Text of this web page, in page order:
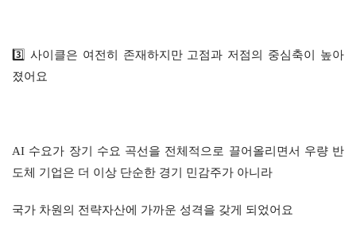
3️⃣ 사이클은 여전히 존재하지만 고점과 저점의 중심축이 높아
졌어요
AI 수요가 장기 수요 곡선을 전체적으로 끌어올리면서 우량 반
도체 기업은 더 이상 단순한 경기 민감주가 아니라
국가 차원의 전략자산에 가까운 성격을 갖게 되었어요